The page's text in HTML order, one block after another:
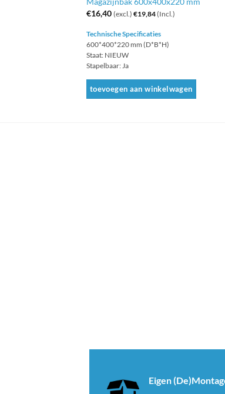
€16,40 (excl.) €19,84(Incl.)
Technische Specificaties
600*400*220 mm (D*B*H)
Staat: NIEUW
Stapelbaar: Ja
toevoegen aan winkelwagen
Eigen